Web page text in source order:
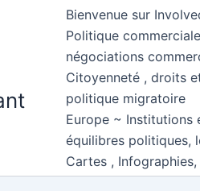
Bienvenue sur
Politique
négociations
Citoyenneté , droits
politique migratoire
Europe ~ Institutions
équilibres politiques,
Cartes ,